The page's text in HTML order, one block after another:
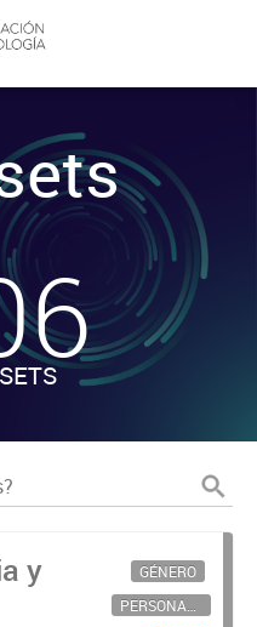
y
GÉNERO
PERSONAL CIENTÍFICO-TECNOLÓGICO